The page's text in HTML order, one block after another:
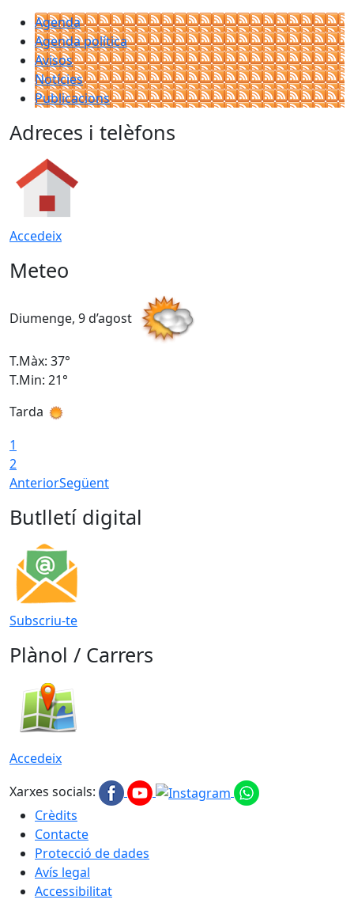
Agenda
Agenda política
Avisos
Notícies
Publicacions
Adreces i telèfons
Accedeix
Meteo
Diumenge, 9 d’agost
T.Màx: 37°
T.Min: 21°
Tarda
1
2
AnteriorSegüent
Butlletí digital
Subscriu-te
Plànol / Carrers
Accedeix
Xarxes socials:
Crèdits
Contacte
Protecció de dades
Avís legal
Accessibilitat